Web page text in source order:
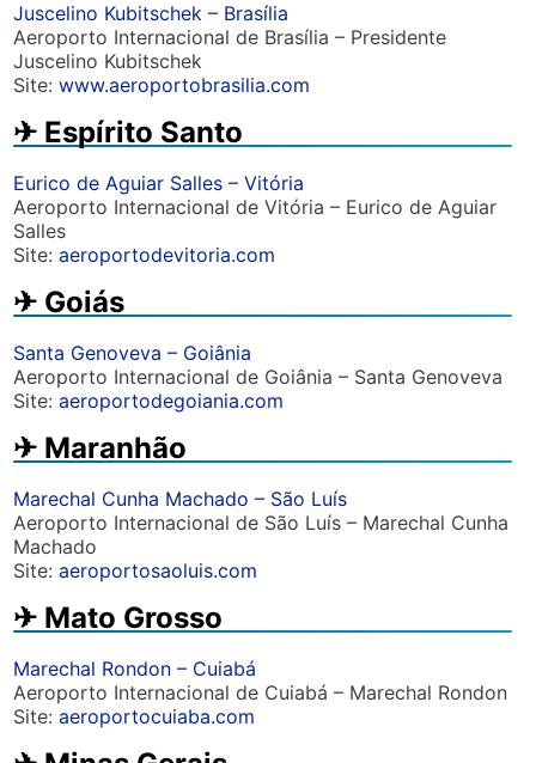
Juscelino Kubitschek – Brasília
Aeroporto Internacional de Brasília – Presidente
Juscelino Kubitschek
Site:www.aeroportobrasilia.com
✈︎ Espírito Santo
Eurico de Aguiar Salles – Vitória
Aeroporto Internacional de Vitória – Eurico de Aguiar
Salles
Site:aeroportodevitoria.com
✈︎ Goiás
Santa Genoveva – Goiânia
Aeroporto Internacional de Goiânia – Santa Genoveva
Site:aeroportodegoiania.com
✈︎ Maranhão
Marechal Cunha Machado – São Luís
Aeroporto Internacional de São Luís – Marechal Cunha
Machado
Site:aeroportosaoluis.com
✈︎ Mato Grosso
Marechal Rondon – Cuiabá
Aeroporto Internacional de Cuiabá – Marechal Rondon
Site:aeroportocuiaba.com